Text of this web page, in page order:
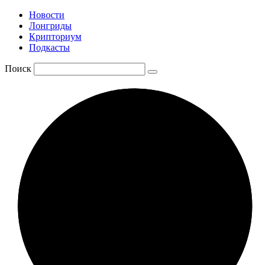
Новости
Лонгриды
Крипториум
Подкасты
Поиск